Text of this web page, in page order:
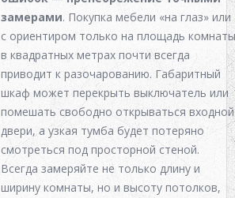
замерами. Покупка мебели «на глаз» или
с ориентиром только на площадь
в квадратных метрах почти всегда
приводит к разочарованию. Габаритный
шкаф может перекрыть выключатель или
помешать свободно открываться входной
двери, а узкая тумба будет потеряно
смотреться под просторной стеной.
Всегда замеряйте не только длину и
ширину комнаты, но и высоту потолков,